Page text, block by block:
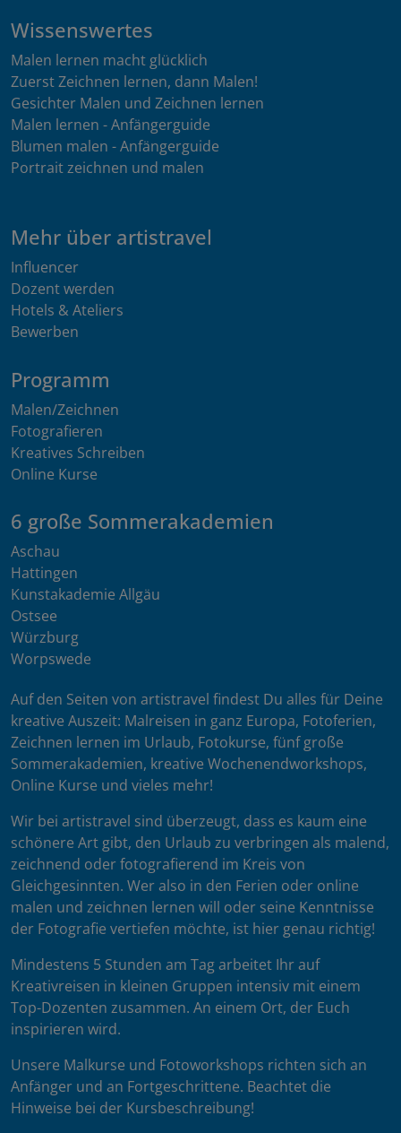
Wissenswertes
Malen lernen macht glücklich
Zuerst Zeichnen lernen, dann Malen!
Gesichter Malen und Zeichnen lernen
Malen lernen - Anfängerguide
Blumen malen - Anfängerguide
Portrait zeichnen und malen
Mehr über artistravel
Influencer
Dozent werden
Hotels & Ateliers
Bewerben
Programm
Malen/Zeichnen
Fotografieren
Kreatives Schreiben
Online Kurse
6 große Sommerakademien
Aschau
Hattingen
Kunstakademie Allgäu
Ostsee
Würzburg
Worpswede
Auf den Seiten von artistravel findest Du alles für Deine
kreative Auszeit: Malreisen in ganz Europa, Fotoferien,
Zeichnen lernen im Urlaub, Fotokurse, fünf große
Sommerakademien, kreative Wochenendworkshops,
Online Kurse und vieles mehr!
Wir bei artistravel sind überzeugt, dass es kaum eine
schönere Art gibt, den Urlaub zu verbringen als malend,
zeichnend oder fotografierend im Kreis von
Gleichgesinnten. Wer also in den Ferien oder online
malen und zeichnen lernen will oder seine Kenntnisse
der Fotografie vertiefen möchte, ist hier genau richtig!
Mindestens 5 Stunden am Tag arbeitet Ihr auf
Kreativreisen in kleinen Gruppen intensiv mit einem
Top-Dozenten zusammen. An einem Ort, der Euch
inspirieren wird.
Unsere Malkurse und Fotoworkshops richten sich an
Anfänger und an Fortgeschrittene. Beachtet die
Hinweise bei der Kursbeschreibung!